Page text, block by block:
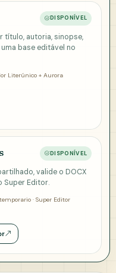
DISPONÍVEL
título, autoria, sinopse,
base editável no
Literúnico + Aurora
DISPONÍVEL
valide o DOCX
Super Editor.
· Super Editor